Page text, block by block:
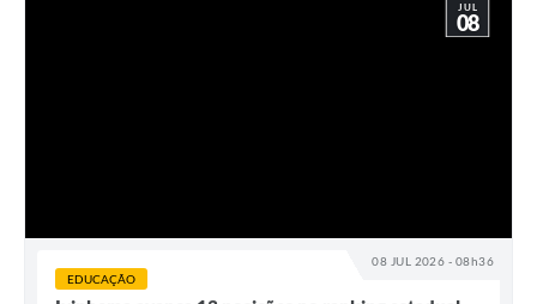
08 JUL 2026 - 08h36
JUL
08
EDUCAÇÃO